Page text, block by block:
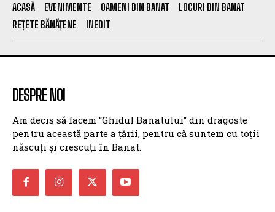
ACASĂ EVENIMENTE OAMENI DIN BANAT
LOCURI DIN BANAT
REȚETE BĂNĂȚENE
INEDIT
DESPRE NOI
Am decis să facem “Ghidul Banatului” din dragoste
pentru această parte a țării, pentru că suntem cu toții
născuți și crescuți în Banat.